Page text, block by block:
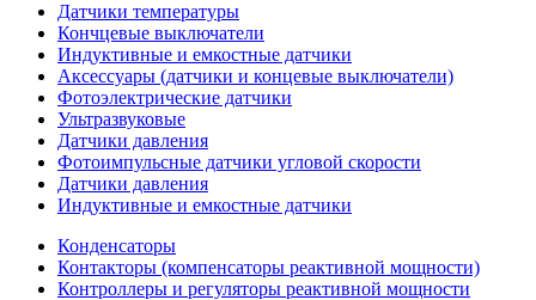
Датчики температуры
Кончцевые выключатели
Индуктивные и емкостные датчики
Аксессуары (датчики и концевые выключатели)
Фотоэлектрические датчики
Ультразвуковые
Датчики давления
Фотоимпульсные датчики угловой скорости
Датчики давления
Индуктивные и емкостные датчики
Конденсаторы
Контакторы (компенсаторы реактивной мощности)
Контроллеры и регуляторы реактивной мощности